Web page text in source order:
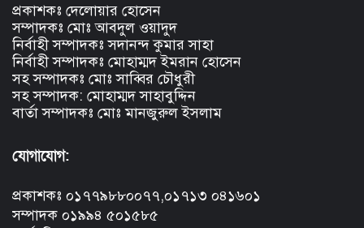
প্রকাশকঃ দেলোয়ার হোসেন
সম্পাদকঃ মোঃ আবদুল ওয়াদুদ
নির্বাহী সম্পাদকঃ সদানন্দ কুমার সাহা
নির্বাহী সম্পাদকঃ মোহাম্মদ ইমরান হোসেন
সহ সম্পাদকঃ মোঃ সাব্বির চৌধুরী
সহ সম্পাদক: মোহাম্মদ সাহাবুদ্দিন
বার্তা সম্পাদকঃ মোঃ মানজুরুল ইসলাম
যোগাযোগ:
প্রকাশকঃ ০১৭৭৯৮৮০০৭৭,০১৭১৩ ০৪১৬০১
সম্পাদক ০১৯৯৪ ৫০১৫৮৫